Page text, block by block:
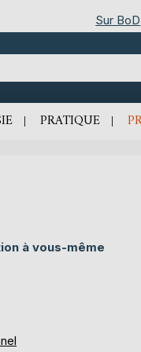
Sur BoD
PRATIQUE
à vous-même